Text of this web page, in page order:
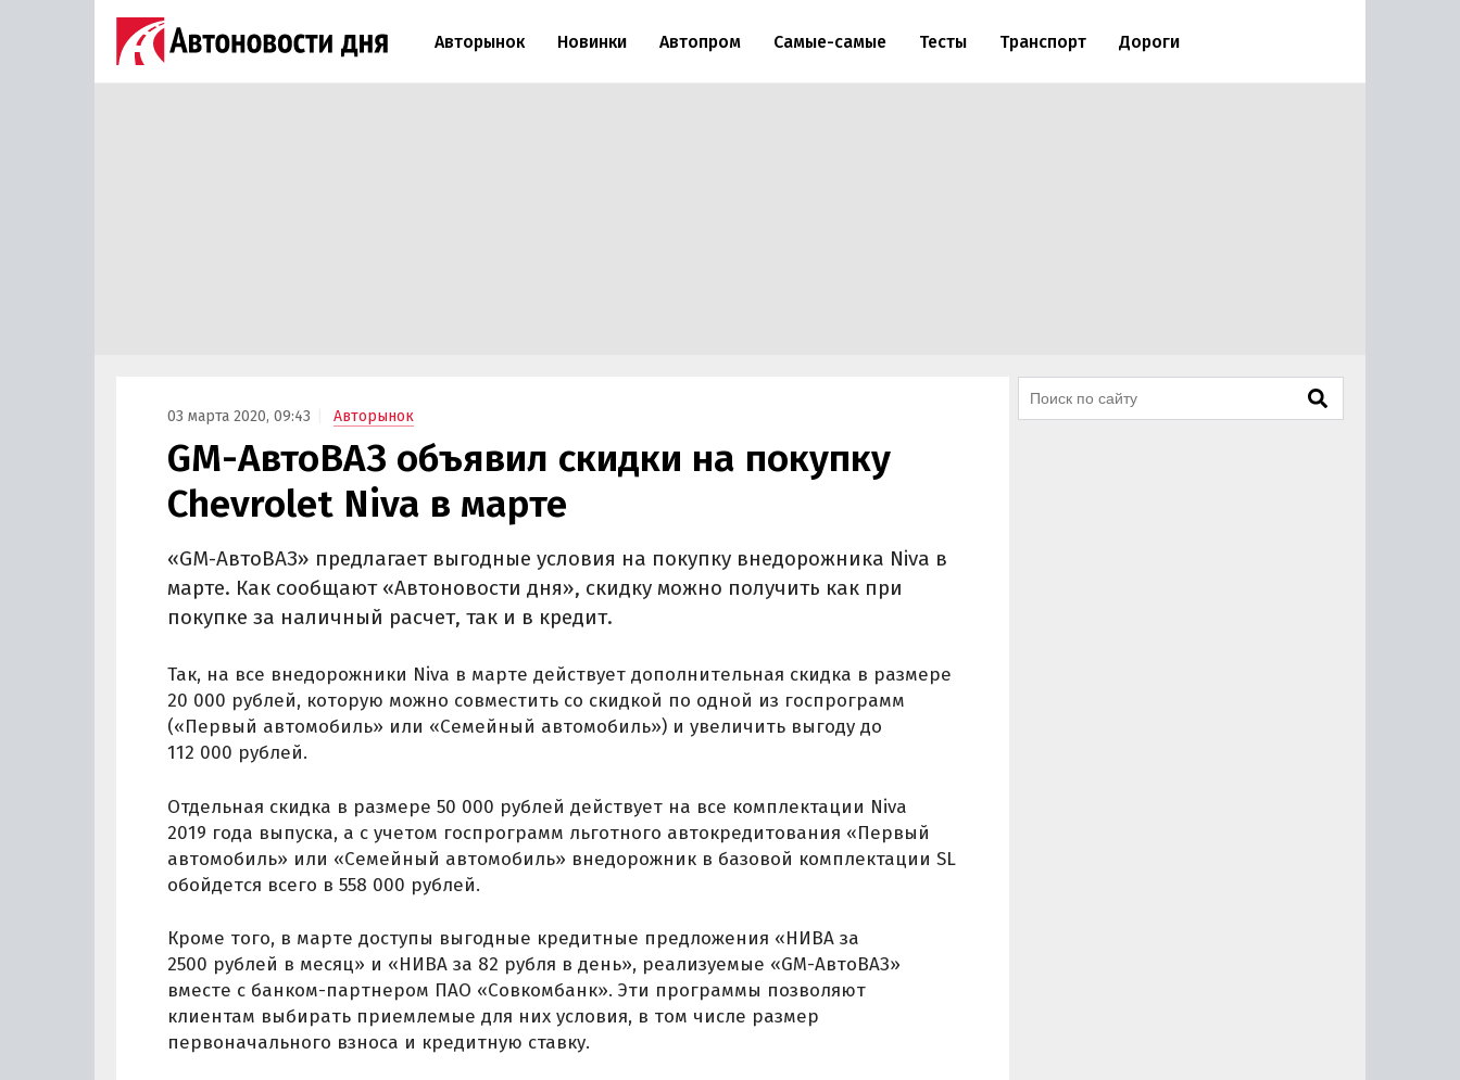
Авторынок Новинки Автопром Самые-самые Тесты Транспорт Дороги
03 марта 2020, 09:43 Авторынок
GM-АвтоВАЗ объявил скидки на покупку
Chevrolet Niva в марте
«GM-АвтоВАЗ» предлагает выгодные условия на покупку внедорожника Niva в
марте. Как сообщают «Автоновости дня», скидку можно получить как при
покупке за наличный расчет, так и в кредит.
Так, на все внедорожники Niva в марте действует дополнительная скидка в размере
20 000 рублей, которую можно совместить со скидкой по одной из госпрограмм
(«Первый автомобиль» или «Семейный автомобиль») и увеличить выгоду до
112 000 рублей.
Отдельная скидка в размере 50 000 рублей действует на все комплектации Niva
2019 года выпуска, а с учетом госпрограмм льготного автокредитования «Первый
автомобиль» или «Семейный автомобиль» внедорожник в базовой комплектации SL
обойдется всего в 558 000 рублей.
Кроме того, в марте доступы выгодные кредитные предложения «НИВА за
2500 рублей в месяц» и «НИВА за 82 рубля в день», реализуемые «GM-АвтоВАЗ»
вместе с банком-партнером ПАО «Совкомбанк». Эти программы позволяют
клиентам выбирать приемлемые для них условия, в том числе размер
первоначального взноса и кредитную ставку.